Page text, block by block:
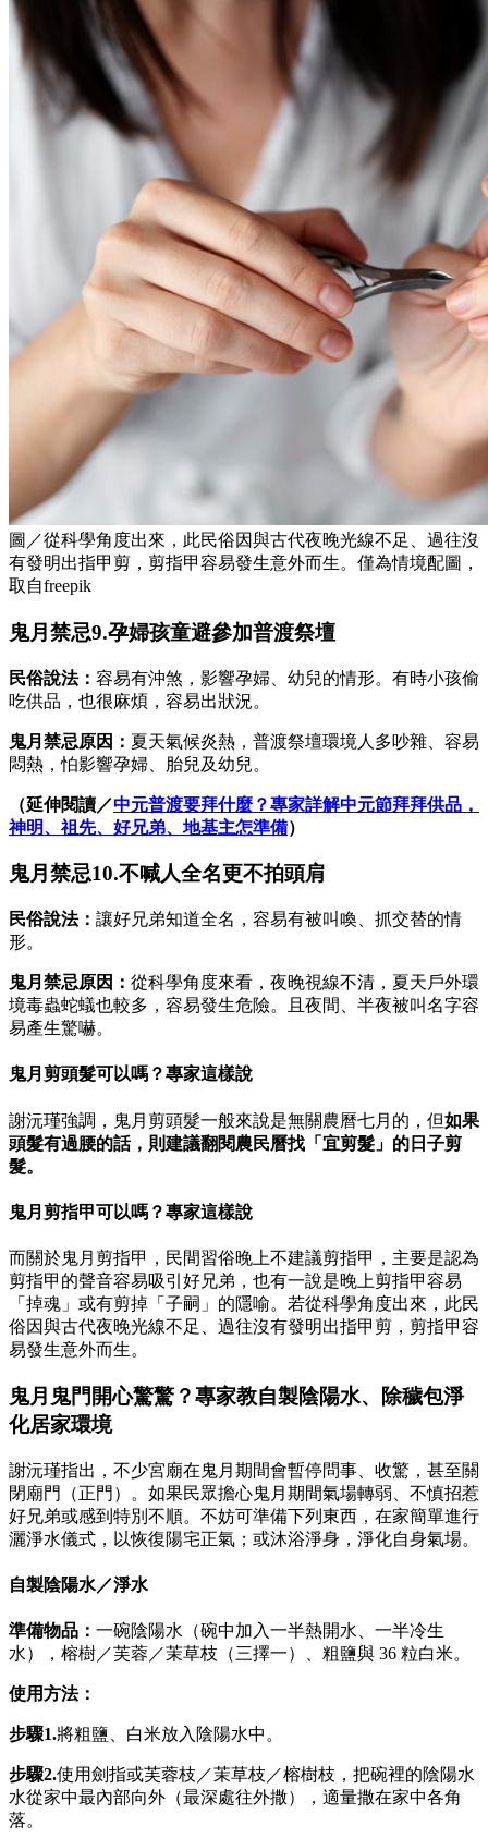
圖／從科學角度出來，此民俗因與古代夜晚光線不足、過往沒
有發明出指甲剪，剪指甲容易發生意外而生。僅為情境配圖，
取自freepik
鬼月禁忌9.孕婦孩童避參加普渡祭壇
民俗說法： 容易有沖煞，影響孕婦、幼兒的情形。有時小孩偷
吃供品，也很麻煩，容易出狀況。
鬼月禁忌原因： 夏天氣候炎熱，普渡祭壇環境人多吵雜、容易
悶熱，怕影響孕婦、胎兒及幼兒。
（延伸閱讀／中元普渡要拜什麼？專家詳解中元節拜拜供品，
神明、祖先、好兄弟、地基主怎準備）
鬼月禁忌10.不喊人全名更不拍頭肩
民俗說法： 讓好兄弟知道全名，容易有被叫喚、抓交替的情
形。
鬼月禁忌原因： 從科學角度來看，夜晚視線不清，夏天戶外環
境毒蟲蛇蟻也較多，容易發生危險。且夜間、半夜被叫名字容
易產生驚嚇。
鬼月剪頭髮可以嗎？專家這樣說
謝沅瑾強調，鬼月剪頭髮一般來說是無關農曆七月的，但如果
頭髮有過腰的話，則建議翻閱農民曆找「宜剪髮」的日子剪
髮。
鬼月剪指甲可以嗎？專家這樣說
而關於鬼月剪指甲，民間習俗晚上不建議剪指甲，主要是認為
剪指甲的聲音容易吸引好兄弟，也有一說是晚上剪指甲容易
「掉魂」或有剪掉「子嗣」的隱喻。若從科學角度出來，此民
俗因與古代夜晚光線不足、過往沒有發明出指甲剪，剪指甲容
易發生意外而生。
鬼月鬼門開心驚驚？專家教自製陰陽水、除穢包淨
化居家環境
謝沅瑾指出，不少宮廟在鬼月期間會暫停問事、收驚，甚至關
閉廟門（正門）。如果民眾擔心鬼月期間氣場轉弱、不慎招惹
好兄弟或感到特別不順。不妨可準備下列東西，在家簡單進行
灑淨水儀式，以恢復陽宅正氣；或沐浴淨身，淨化自身氣場。
自製陰陽水／淨水
準備物品： 一碗陰陽水（碗中加入一半熱開水、一半冷生
水），榕樹／芙蓉／茉草枝（三擇一）、粗鹽與 36 粒白米。
使用方法：
步驟1.將粗鹽、白米放入陰陽水中。
步驟2.使用劍指或芙蓉枝／茉草枝／榕樹枝，把碗裡的陰陽水
水從家中最內部向外（最深處往外撒），適量撒在家中各角
落。